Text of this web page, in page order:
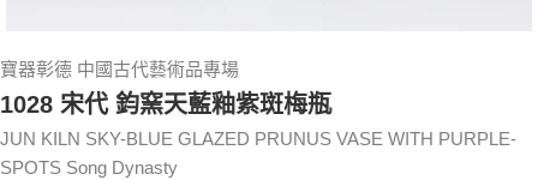
寶器彰德 中國古代藝術品專場
1028 宋代 鈞窯天藍釉紫斑梅瓶
JUN KILN SKY-BLUE GLAZED PRUNUS VASE WITH PURPLE-
SPOTS Song Dynasty